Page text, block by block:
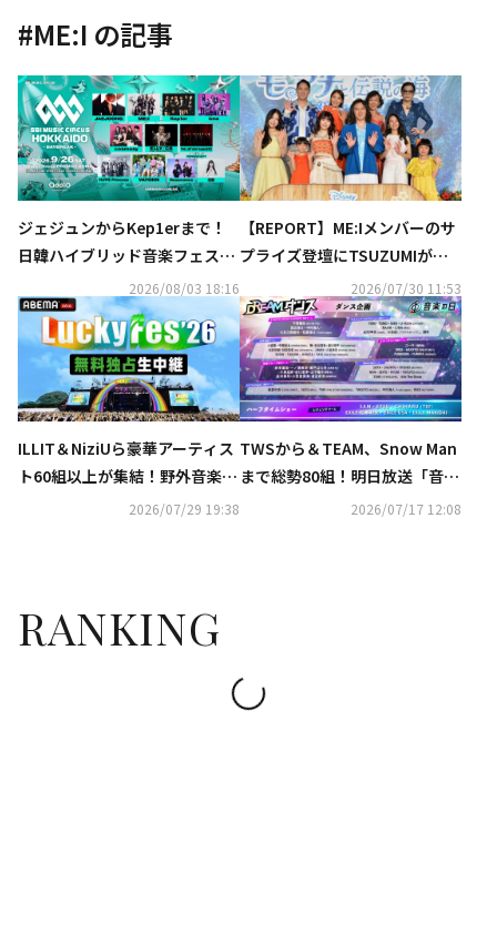
#ME:I の記事
ジェジュンからKep1erまで！
日韓ハイブリッド音楽フェス、
全出演アーティストを発表
2026/08/03 18:16
【REPORT】ME:Iメンバーのサ
プライズ登壇にTSUZUMIが
涙…実写映画「モアナと伝説の
海」一夜限りのミュージカルプ
レミア開催
2026/07/30 11:53
ILLIT＆NiziUら豪華アーティス
ト60組以上が集結！野外音楽フ
ェス「LuckyFes'26」ABEMAに
2026/07/29 19:38
TWSから＆TEAM、Snow Man
まで総勢80組！明日放送「音楽
の日2026」タイムテーブルと歌
2026/07/17 12:08
RANKING